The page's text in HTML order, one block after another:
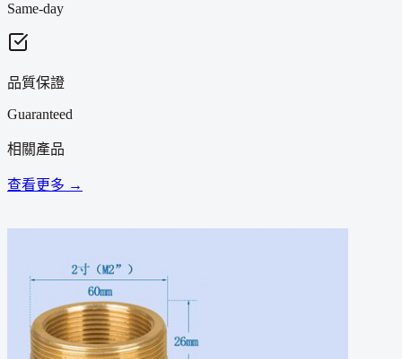
Same-day
品質保證
Guaranteed
相關產品
查看更多 →